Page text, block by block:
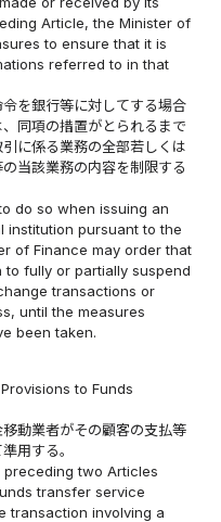
Article, the Minister of
to ensure that it is
referred to in that
を銀行等に対してする場合
同項の措置がとられるまで
に係る業務の全部若しくは
当該業務の内容を制限する
do so when issuing an
institution pursuant to the
of Finance may order that
fully or partially suspend
transactions or
until the measures
been taken.
to Funds
動業者がその顧客の支払等
用する。
two Articles
transfer service
transaction involving a